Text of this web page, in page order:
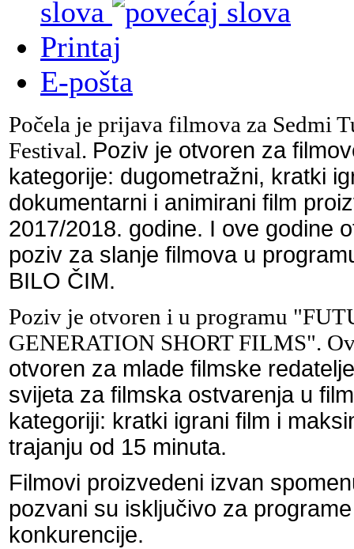
slova
Printaj
E-pošta
Počela je prijava filmova za Sedmi
Festival. Poziv je otvoren za
kategorije: dugometražni, kratki
dokumentarni i animirani film
2017/2018. godine. I ove godine
poziv za slanje filmova u
BILO ČIM.
Poziv je otvoren i u programu
GENERATION SHORT FILMS".
otvoren za mlade filmske
svijeta za filmska ostvarenja u
kategoriji: kratki igrani film i
trajanju od 15 minuta.
Filmovi proizvedeni izvan
pozvani su isključivo za
konkurencije.